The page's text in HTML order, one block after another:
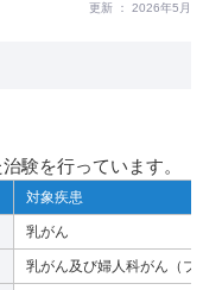
更新 ： 2026年5月
験を行っています。
対象疾患
乳がん
乳がん及び婦人科がん（